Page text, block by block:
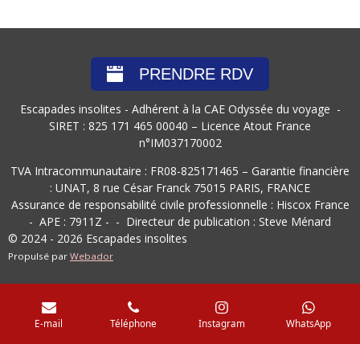
PRENDRE RDV
Escapades insolites - Adhérent à la CAE Odyssée du voyage -
SIRET : 825 171 465 00040 – Licence Atout France
n°IM037170002
TVA Intracommunautaire : FR08-825171465 – Garantie financière
: UNAT, 8 rue César Franck 75015 PARIS, FRANCE
Assurance de responsabilité civile professionnelle : Hiscox France
- APE : 7911Z - - Directeur de publication : Steve Ménard
© 2024 - 2026 Escapades insolites
Propulsé par Webador
E-mail Téléphone Instagram WhatsApp